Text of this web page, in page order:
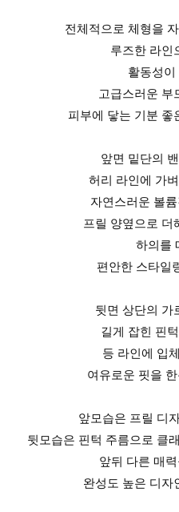
전체적으로 체형을
루즈한 라인
활동성이
고급스러운 부
피부에 닿는 기분 좋
앞면 밑단의
허리 라인에 가
자연스러운 볼
프릴 양옆으로 더
하의를
편안한 스타일
뒷면 상단의 가
길게 잡힌 핀
등 라인에 입
여유로운 핏을
앞모습은 프릴 디
뒷모습은 핀턱 주름으로 클
앞뒤 다른 매